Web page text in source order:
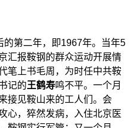
第二年，即1967年。当年5
汇报鞍钢的群众运动开展情
笔上书毛周，为时任中共鞍
记的王鹤寿鸣不平。一个月
接见鞍山来的工人们。会
心，猝然发病，入住北京医